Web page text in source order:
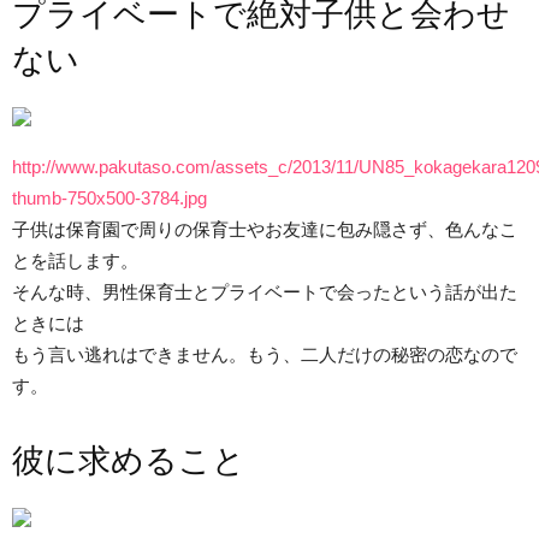
プライベートで絶対子供と会わせ
ない
http://www.pakutaso.com/assets_c/2013/11/
thumb-750x500-3784.jpg
子供は保育園で周りの保育士やお友達に包み隠さず、色んなこ
とを話します。
そんな時、男性保育士とプライベートで会ったという話が出た
ときには
もう言い逃れはできません。もう、二人だけの秘密の恋なので
す。
彼に求めること